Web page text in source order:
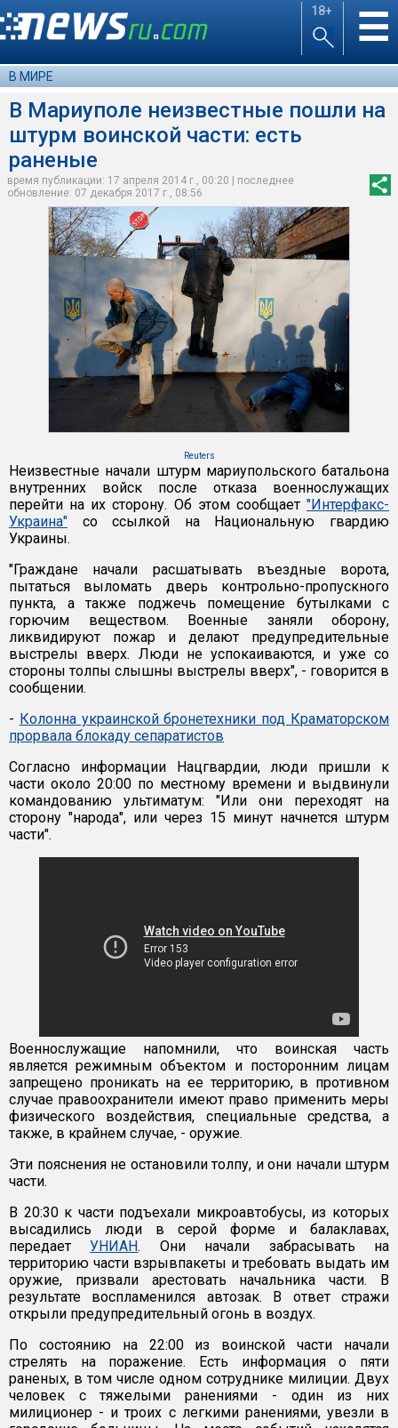
18+ ☰
В МИРЕ
В Мариуполе неизвестные пошли на
штурм воинской части: есть
раненые
время публикации: 17 апреля 2014 г., 00:20 | последнее
обновление: 07 декабря 2017 г., 08:56
Reuters
Неизвестные начали штурм мариупольского батальона
внутренних войск после отказа военнослужащих
перейти на их сторону. Об этом сообщает "Интерфакс-
Украина" со ссылкой на Национальную гвардию
Украины.
"Граждане начали расшатывать въездные ворота,
пытаться выломать дверь контрольно-пропускного
пункта, а также поджечь помещение бутылками с
горючим веществом. Военные заняли оборону,
ликвидируют пожар и делают предупредительные
выстрелы вверх. Люди не успокаиваются, и уже со
стороны толпы слышны выстрелы вверх", - говорится в
сообщении.
- Колонна украинской бронетехники под Краматорском
прорвала блокаду сепаратистов
Согласно информации Нацгвардии, люди пришли к
части около 20:00 по местному времени и выдвинули
командованию ультиматум: "Или они переходят на
сторону "народа", или через 15 минут начнется штурм
части".
Военнослужащие напомнили, что воинская часть
является режимным объектом и посторонним лицам
запрещено проникать на ее территорию, в противном
случае правоохранители имеют право применить меры
физического воздействия, специальные средства, а
также, в крайнем случае, - оружие.
Эти пояснения не остановили толпу, и они начали штурм
части.
В 20:30 к части подъехали микроавтобусы, из которых
высадились люди в серой форме и балаклавах,
передаетУНИАН. Они начали забрасывать на
территорию части взрывпакеты и требовать выдать им
оружие, призвали арестовать начальника части. В
результате воспламенился автозак. В ответ стражи
открыли предупредительный огонь в воздух.
По состоянию на 22:00 из воинской части начали
стрелять на поражение. Есть информация о пяти
раненых, в том числе одном сотруднике милиции. Двух
человек с тяжелыми ранениями - один из них
милиционер - и троих с легкими ранениями, увезли в